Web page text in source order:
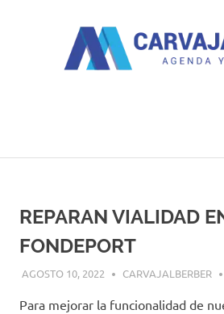
REPARAN VIALIDAD
FONDEPORT
AGOSTO 10, 2022 CARVAJALBERBER
Para mejorar la funcionalidad de